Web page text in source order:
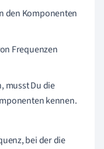
den Komponenten
Frequenzen
musst Du die
kennen.
bei der die